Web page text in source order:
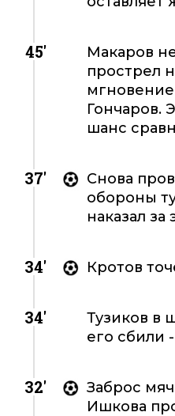
45'
Макаров
прострел
Гончаров.
шанс
37'
Снова
обороны
наказал за
34' Кротов
34'
Тузиков в
его сбили
32'
Заброс
Ишкова